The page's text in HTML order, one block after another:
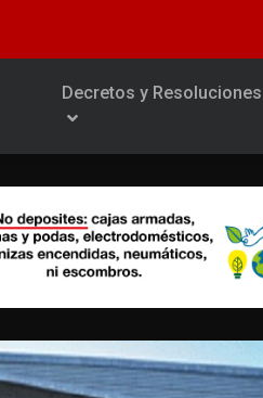
Decretos y Resoluciones